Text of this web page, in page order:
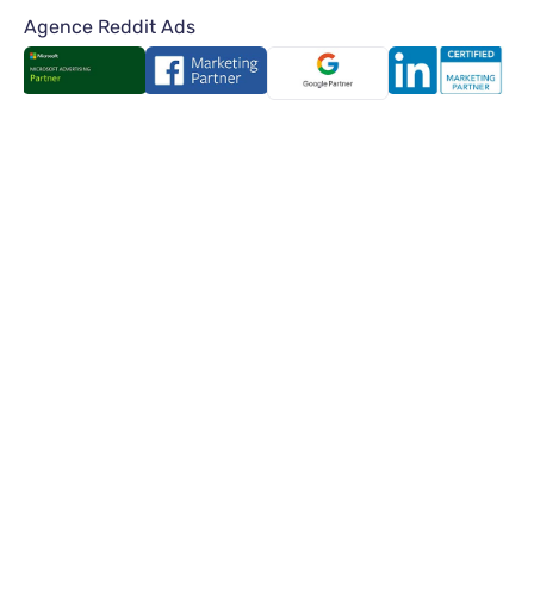
Agence Reddit Ads